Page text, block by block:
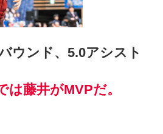
ウンド、5.0アシスト
は藤井がMVPだ。